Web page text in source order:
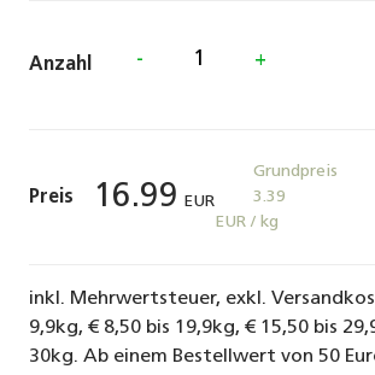
Anzahl - +
Preis 16.99 EUR
Grundpreis
3.39
EUR / kg
inkl. Mehrwertsteuer, exkl.
9,9kg, € 8,50 bis 19,9kg, € 15,50 bis
30kg. Ab einem Bestellwert von 50